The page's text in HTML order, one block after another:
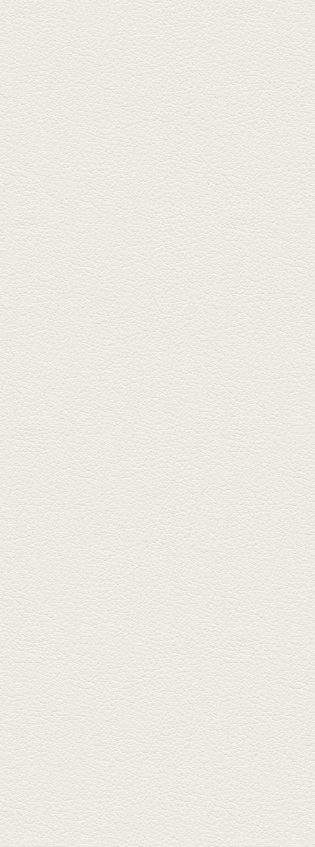
『富富飯店 新市街酒家』へ。２
階に...
2026年1月9日放送
酢だこ＆焼ぎょうざ
健軍で人吉の有名店のぎょうざ
を！『松龍軒健軍店』で、味わ
いの刻...
2025年12月19日放送
おばんざい三種盛＆麻婆
豆腐
東区月出『中華酒場アガレヤ』
は、スパイスが効いた一味違う
中華が...
2025年11月28日放送
ごま鯛＆牛すじ大根
名店揃いの並木坂ドルハウスビ
ルに今年生まれた新たな名店、
『家庭...
2025年11月7日放送
贅沢馬刺し盛合せ＆極上
馬肉しゃぶしゃぶ
籠町通り『熊本郷土料理 酒ト肴
もなか』で熊本県産の馬肉料理
を！...
2025年10月17日放送
ヒレ焼き＆牛ひれ肉汁カ
レー
武蔵小路で人気の『ヒレ肉じゅ
んちゃん』へ。『銀ハイ』で乾
杯！ブ...
2025年9月26日放送
フォンダンエッグ＆二郎
系にんにくパスタ
北区麻生田の人気店『多酒多菜
満月』へ。『しろ』水割で乾
杯！出...
2025年9月5日放送
あくまのポテサラ＆変わ
り天ぷら盛り合わせ
武蔵小路の「たぬきと銀杏」で
自慢の「変わり天ぷら」を
「KAORU」...
2025年8月15日放送
お刺身盛り合わせ＆干物
盛りの七輪焼き
酒場通りの「食楽みかげ」は、
オーナーこだわりの魚料理が味
わえ...
2025年7月25日放送
朝ごはんプレート＆かん
ぱちのカマ(塩焼き)
並木坂では珍しい朝ごはんの店
「コルハコ」で昼飲みの刻。